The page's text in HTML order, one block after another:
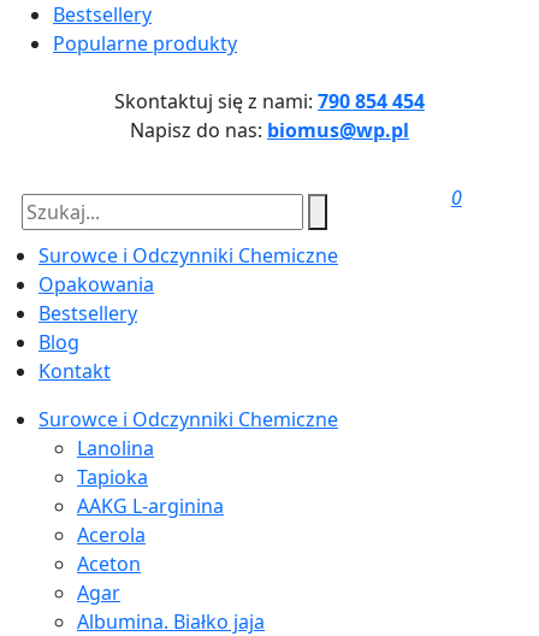
Bestsellery
Popularne produkty
Skontaktuj się z nami: 790 854 454
Napisz do nas: biomus@wp.pl
0
Surowce i Odczynniki Chemiczne
Opakowania
Bestsellery
Blog
Kontakt
Surowce i Odczynniki Chemiczne
Lanolina
Tapioka
AAKG L-arginina
Acerola
Aceton
Agar
Albumina. Białko jaja